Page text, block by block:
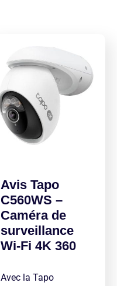
Avis Tapo
C560WS –
Caméra de
surveillance
Wi-Fi 4K 360
Avec la Tapo